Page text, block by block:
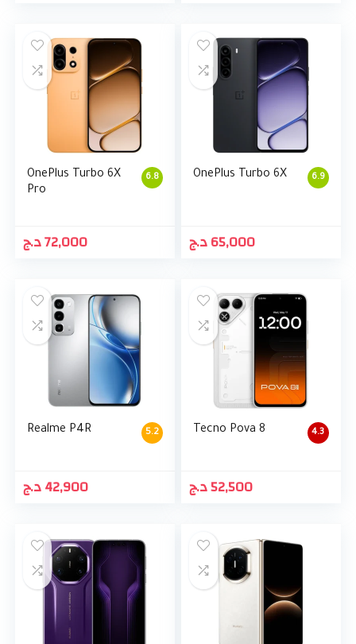
6.8
OnePlus Turbo 6X
Pro
72,000د.ج
6.9
OnePlus Turbo 6X
65,000د.ج
5.2
Realme P4R
42,900د.ج
4.3
Tecno Pova 8
52,500د.ج